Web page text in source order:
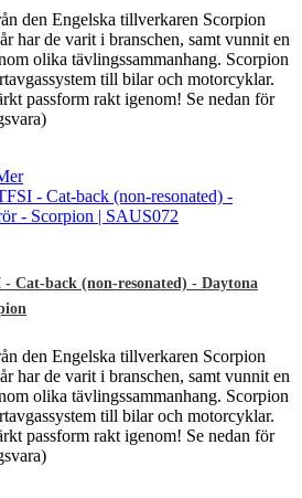
den Engelska tillverkaren Scorpion
har de varit i branschen, samt vunnit en
olika tävlingssammanhang. Scorpion
till bilar och motorcyklar.
passform rakt igenom! Se nedan för
Cat-back (non-resonated) - Daytona
den Engelska tillverkaren Scorpion
har de varit i branschen, samt vunnit en
olika tävlingssammanhang. Scorpion
till bilar och motorcyklar.
passform rakt igenom! Se nedan för